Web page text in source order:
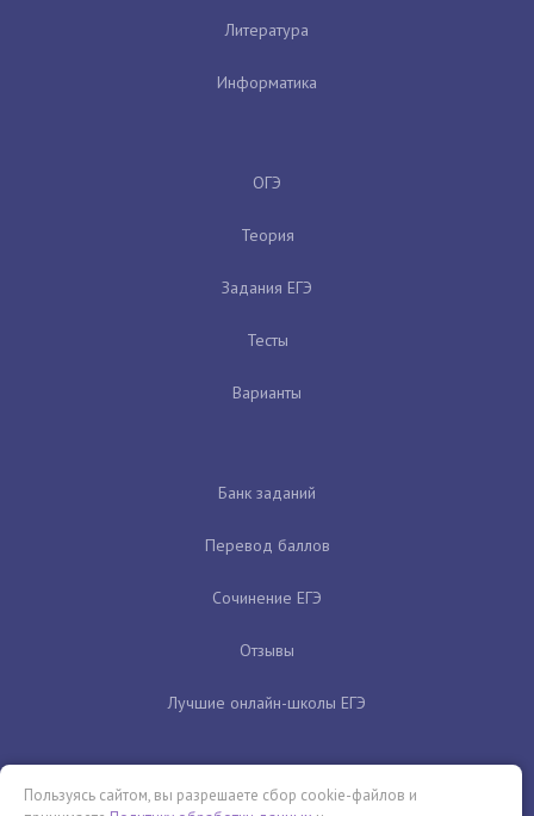
Литература
Информатика
ОГЭ
Теория
Задания ЕГЭ
Тесты
Варианты
Банк заданий
Перевод баллов
Сочинение ЕГЭ
Отзывы
Лучшие онлайн-школы ЕГЭ
Пользуясь сайтом, вы разрешаете сбор cookie-файлов и